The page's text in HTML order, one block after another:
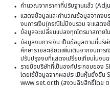
คำนวณจากราคาที่ปรับฐานแล้ว
แสดงข้อมูลและคำนวณข้อมูลจากงบ
งบการเงิน(กรณีไม่มีงบรวม จะแสด
ข้อมูลจะเปลี่ยนแปลงทุกไตรมาสภายใ
ข้อมูลงบการเงิน เป็นข้อมูลตามที่บริ
ศึกษารายละเอียดเพิ่มเติมจากงบกา
ปรับปรุงงบที่แสดงเปรียบเทียบในงบ
รายชื่อบริษัทที่เป็นองค์ประกอบของ
โดยใช้ข้อมูลจากผลประเมินหุ้นยั่งยืน
www.set.or.th (สงวนลิขสิทธิ์โดย ต